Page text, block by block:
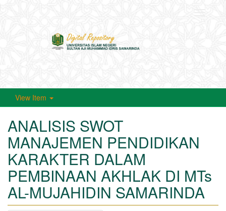
View Item
ANALISIS SWOT
MANAJEMEN PENDIDIKAN
KARAKTER DALAM
PEMBINAAN AKHLAK DI MTs
AL-MUJAHIDIN SAMARINDA